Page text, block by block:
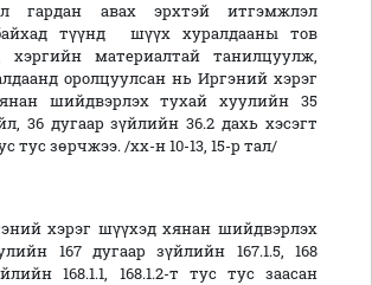
гардан авах эрхтэй итгэмжлэл
түүнд шүүх хуралдааны тов
хэргийн материалтай танилцуулж,
оролцуулсан нь Иргэний хэрэг
шийдвэрлэх тухай хуулийн 35
36 дугаар зүйлийн 36.2 дахь хэсэгт
тус зөрчжээ. /хх-н 10-13, 15-р тал/
хэрэг шүүхэд хянан шийдвэрлэх
167 дугаар зүйлийн 167.1.5, 168
168.1.1, 168.1.2-т тус тус заасан